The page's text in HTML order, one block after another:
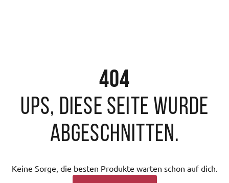
404
Ups, diese Seite wurde
abgeschnitten.
Keine Sorge, die besten Produkte warten schon auf dich.